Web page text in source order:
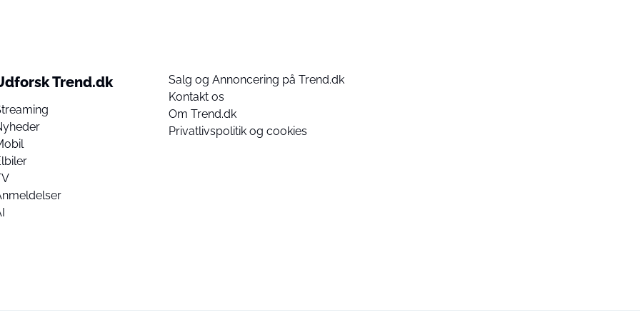
Trend.dk
Salg og Annoncering på Trend.dk
Kontakt os
Om Trend.dk
Privatlivspolitik og cookies